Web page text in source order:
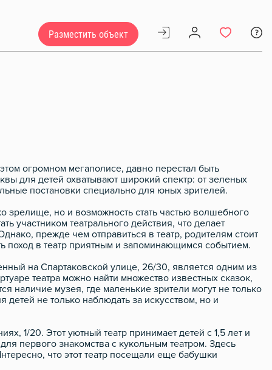
Разместить объект
огромном мегаполисе, давно перестал быть
для детей охватывают широкий спектр: от зеленых
постановки специально для юных зрителей.
зрелище, но и возможность стать частью волшебного
участником театрального действия, что делает
прежде чем отправиться в театр, родителям стоит
поход в театр приятным и запоминающимся событием.
на Спартаковской улице, 26/30, является одним из
театра можно найти множество известных сказок,
наличие музея, где маленькие зрители могут не только
не только наблюдать за искусством, но и
1/20. Этот уютный театр принимает детей с 1,5 лет и
первого знакомства с кукольным театром. Здесь
что этот театр посещали еще бабушки